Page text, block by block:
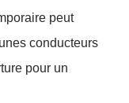
peut
conducteurs
pour un